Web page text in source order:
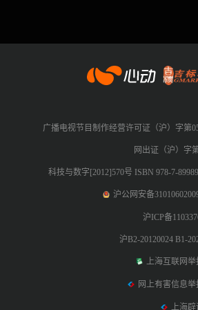
广播电视节目制作经营许可证（沪）字第
网出证（沪）字
科技与数字[2012]570号 ISBN 978-7-
沪公网安备
沪ICP备
沪B2-20120024 B1-
上海互联网举
网上有害信息举
上海辟
心动网络